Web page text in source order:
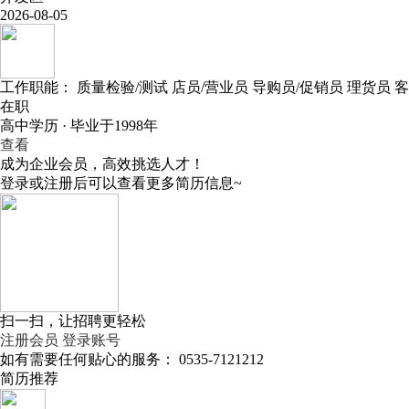
2026-08-05
工作职能： 质量检验/测试 店员/营业员 导购员/促销员 理货员
在职
高中学历 · 毕业于1998年
查看
成为企业会员，高效挑选人才！
登录或注册后可以查看更多简历信息~
扫一扫，让招聘更轻松
注册会员 登录账号
如有需要任何贴心的服务：
0535-7121212
简历推荐